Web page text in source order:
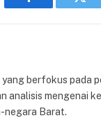
Facebook
berfokus pada
analisis mengenai
negara Barat.